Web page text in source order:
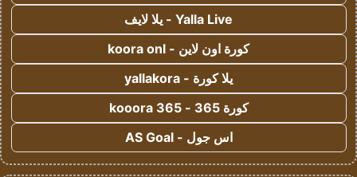
Yalla Live - يلا لايف
كورة اون لاين - koora onl
يلا كورة - yallakora
كورة 365 - kooora 365
اس جول - AS Goal